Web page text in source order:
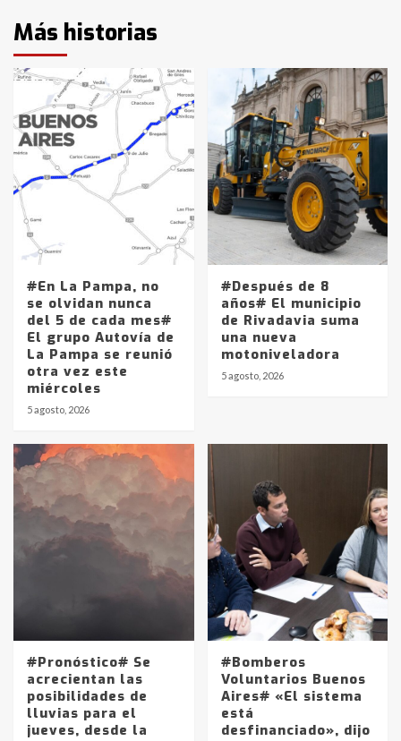
Más historias
#En La Pampa, no
se olvidan nunca
del 5 de cada mes#
El grupo Autovía de
La Pampa se reunió
otra vez este
miércoles
5 agosto, 2026
#Después de 8
años# El municipio
de Rivadavia suma
una nueva
motoniveladora
5 agosto, 2026
#Pronóstico# Se
acrecientan las
posibilidades de
lluvias para el
jueves, desde la
#Bomberos
Voluntarios Buenos
Aires# «El sistema
está
desfinanciado», dijo